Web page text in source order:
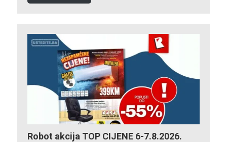
Robot akcija TOP CIJENE 6-7.8.2026.